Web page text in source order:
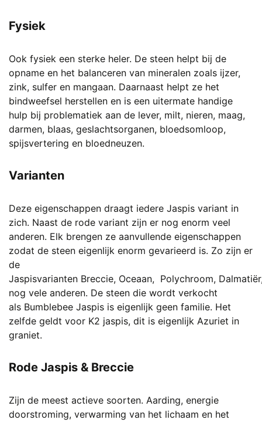
Fysiek
Ook fysiek een sterke heler. De steen helpt bij de
opname en het balanceren van mineralen zoals ijzer,
zink, sulfer en mangaan. Daarnaast helpt ze het
bindweefsel herstellen en is een uitermate handige
hulp bij problematiek aan de lever, milt, nieren, maag,
darmen, blaas, geslachtsorganen, bloedsomloop,
spijsvertering en bloedneuzen.
Varianten
Deze eigenschappen draagt iedere Jaspis variant in
zich. Naast de rode variant zijn er nog enorm veel
anderen. Elk brengen ze aanvullende eigenschappen
zodat de steen eigenlijk enorm gevarieerd is. Zo zijn er
de
Jaspisvarianten Breccie, Oceaan, Polychroom, Dalmatiër
nog vele anderen. De steen die wordt verkocht
als Bumblebee Jaspis is eigenlijk geen familie. Het
zelfde geldt voor K2 jaspis, dit is eigenlijk Azuriet in
graniet.
Rode Jaspis & Breccie
Zijn de meest actieve soorten. Aarding, energie
doorstroming, verwarming van het lichaam en het